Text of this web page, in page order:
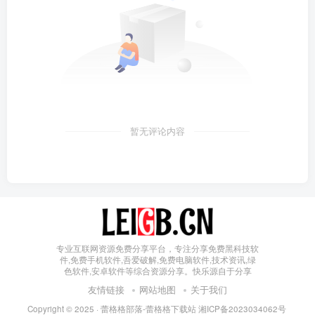
暂无评论内容
专业互联网资源免费分享平台，专注分享免费黑科技软
件,免费手机软件,吾爱破解,免费电脑软件,技术资讯,绿
色软件,安卓软件等综合资源分享。快乐源自于分享
友情链接 网站地图 关于我们
Copyright © 2025 · 蕾格格部落-蕾格格下载站 湘ICP备2023034062号